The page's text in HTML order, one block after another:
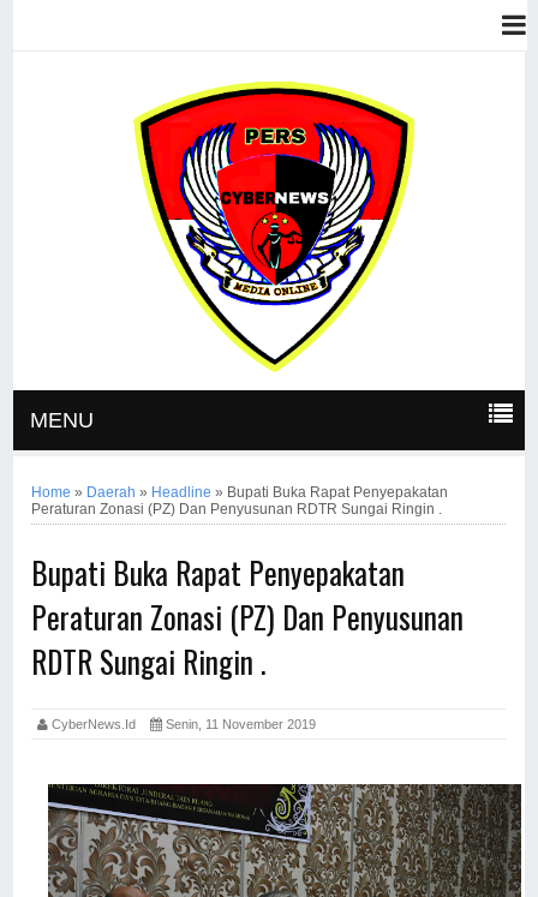
MENU
Home » Daerah » Headline » Bupati Buka Rapat Penyepakatan
Peraturan Zonasi (PZ) Dan Penyusunan RDTR Sungai Ringin .
Bupati Buka Rapat Penyepakatan
Peraturan Zonasi (PZ) Dan Penyusunan
RDTR Sungai Ringin .
CyberNews.id Senin, 11 November 2019